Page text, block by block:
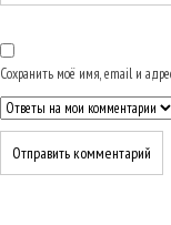
Сохранить моё имя, email и